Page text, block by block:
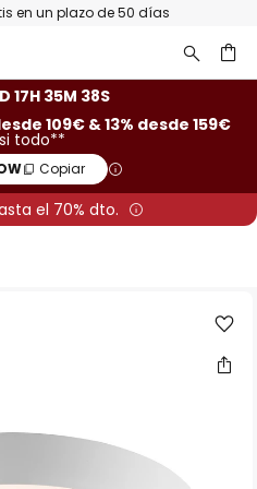
en un plazo de 50 días
17H 35M 37S
109€ & 13% desde 159€
todo**
Copiar
el 70% dto.